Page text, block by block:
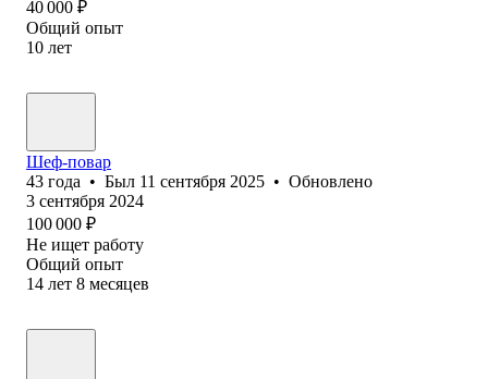
40 000 ₽
Общий опыт
10 лет
Шеф-повар
43 года • Был 11 сентября 2025 • Обновлено
3 сентября 2024
100 000 ₽
Не ищет работу
Общий опыт
14 лет 8 месяцев